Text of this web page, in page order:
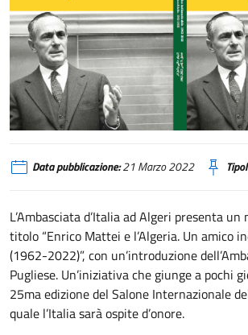
Ambasciata Algeri presenta libro "Enrico Mattei e
Data pubblicazione:21 Marzo 2022
L’Ambasciata d’Italia ad Algeri presenta
titolo “Enrico Mattei e l’Algeria. Un amico
(1962-2022)”, con un’introduzione
Pugliese. Un’iniziativa che giunge a pochi
25ma edizione del Salone Internazionale
quale l’Italia sarà ospite d’onore.